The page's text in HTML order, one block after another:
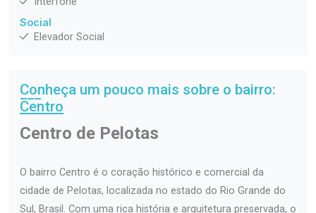
Social
Elevador Social
Conheça um pouco mais sobre o bairro:
Centro
Centro de Pelotas
O bairro Centro é o coração histórico e comercial da
cidade de Pelotas, localizada no estado do Rio Grande do
Sul, Brasil. Com uma rica história e arquitetura preservada, o